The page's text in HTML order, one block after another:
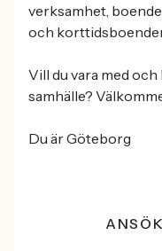
verksamhet,
och
Vill du vara med
samhälle?
Du är Göteborg